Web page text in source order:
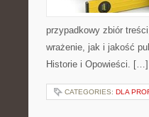
przypadkowy zbiór
wrażenie, jak i jakość
Historie i Opowieści. […]
CATEGORIES: DLA